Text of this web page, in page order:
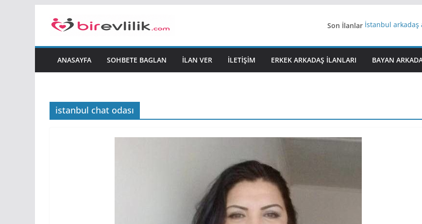
Son İlanlar İstanbul arkadaş
Yeni Bir Aşk
iş arayanlara iş
ANASAYFA SOHBETE BAGLAN İLAN VER İLETIŞIM ERKEK ARKADAŞ ILANLARI BAYAN
istanbul chat odası